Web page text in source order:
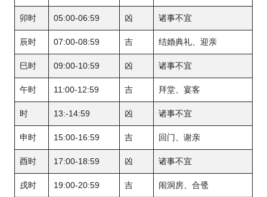
卯时 05:00-06:59 凶 诸事不宜
辰时 07:00-08:59 吉 结婚典礼、迎亲
巳时 09:00-10:59 凶 诸事不宜
午时 11:00-12:59 吉 拜堂、宴客
时 13:-14:59 凶 诸事不宜
申时 15:00-16:59 吉 回门、谢亲
酉时 17:00-18:59 凶 诸事不宜
戌时 19:00-20:59 吉 闹洞房、合卺